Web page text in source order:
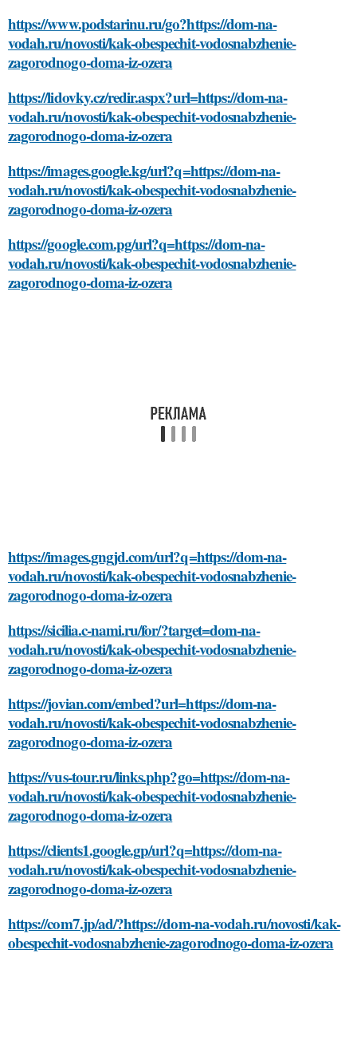
https://www.podstarinu.ru/go?https://dom-na-
vodah.ru/novosti/kak-obespechit-vodosnabzhenie-
zagorodnogo-doma-iz-ozera
https://lidovky.cz/redir.aspx?url=https://dom-na-
vodah.ru/novosti/kak-obespechit-vodosnabzhenie-
zagorodnogo-doma-iz-ozera
https://images.google.kg/url?q=https://dom-na-
vodah.ru/novosti/kak-obespechit-vodosnabzhenie-
zagorodnogo-doma-iz-ozera
https://google.com.pg/url?q=https://dom-na-
vodah.ru/novosti/kak-obespechit-vodosnabzhenie-
zagorodnogo-doma-iz-ozera
https://images.gngjd.com/url?q=https://dom-na-
vodah.ru/novosti/kak-obespechit-vodosnabzhenie-
zagorodnogo-doma-iz-ozera
https://sicilia.c-nami.ru/for/?target=dom-na-
vodah.ru/novosti/kak-obespechit-vodosnabzhenie-
zagorodnogo-doma-iz-ozera
https://jovian.com/embed?url=https://dom-na-
vodah.ru/novosti/kak-obespechit-vodosnabzhenie-
zagorodnogo-doma-iz-ozera
https://vus-tour.ru/links.php?go=https://dom-na-
vodah.ru/novosti/kak-obespechit-vodosnabzhenie-
zagorodnogo-doma-iz-ozera
https://clients1.google.gp/url?q=https://dom-na-
vodah.ru/novosti/kak-obespechit-vodosnabzhenie-
zagorodnogo-doma-iz-ozera
https://com7.jp/ad/?https://dom-na-vodah.ru/novosti/kak-
obespechit-vodosnabzhenie-zagorodnogo-doma-iz-ozera